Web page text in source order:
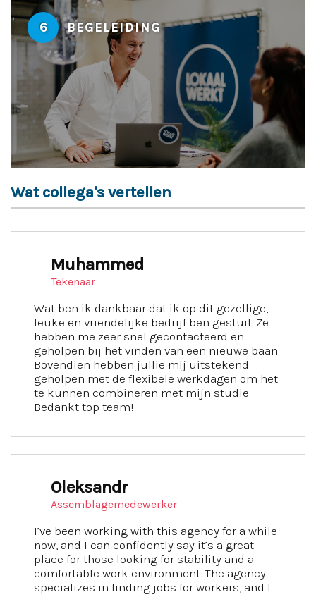
6 BEGELEIDING
Wat collega's vertellen
Muhammed
Tekenaar
Wat ben ik dankbaar dat ik op dit gezellige,
leuke en vriendelijke bedrijf ben gestuit. Ze
hebben me zeer snel gecontacteerd en
geholpen bij het vinden van een nieuwe baan.
Bovendien hebben jullie mij uitstekend
geholpen met de flexibele werkdagen om het
te kunnen combineren met mijn studie.
Bedankt top team!
Oleksandr
Assemblagemedewerker
I’ve been working with this agency for a while
now, and I can confidently say it’s a great
place for those looking for stability and a
comfortable work environment. The agency
specializes in finding jobs for workers, and I